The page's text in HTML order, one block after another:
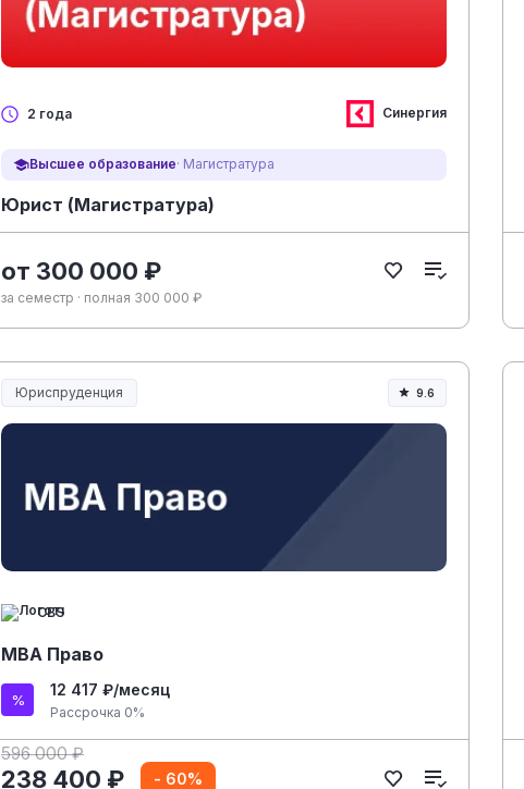
2 года Синергия
Высшее образование· Магистратура
Юрист (Магистратура)
от 300 000 ₽
за семестр · полная 300 000 ₽
Юриспруденция
Юриспруденция и право
9.6
CBS
MBA Право
12 417 ₽/месяц
Рассрочка 0%
596 000 ₽
238 400 ₽ - 60%